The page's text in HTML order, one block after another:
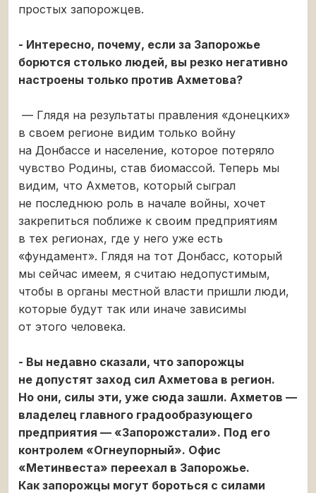
простых запорожцев.
- Интересно, почему, если за Запорожье
борются столько людей, вы резко негативно
настроены только против Ахметова?
— Глядя на результаты правления «донецких»
в своем регионе видим только войну
на Донбассе и население, которое потеряло
чувство Родины, став биомассой. Теперь мы
видим, что Ахметов, который сыграл
не последнюю роль в начале войны, хочет
закрепиться поближе к своим предприятиям
в тех регионах, где у него уже есть
«фундамент». Глядя на тот Донбасс, который
мы сейчас имеем, я считаю недопустимым,
чтобы в органы местной власти пришли люди,
которые будут так или иначе зависимы
от этого человека.
- Вы недавно сказали, что запорожцы
не допустят заход сил Ахметова в регион.
Но они, силы эти, уже сюда зашли. Ахметов —
владелец главного градообразующего
предприятия — «Запорожстали». Под его
контролем «Огнеупорный». Офис
«Метинвеста» переехал в Запорожье.
Как запорожцы могут бороться с силами